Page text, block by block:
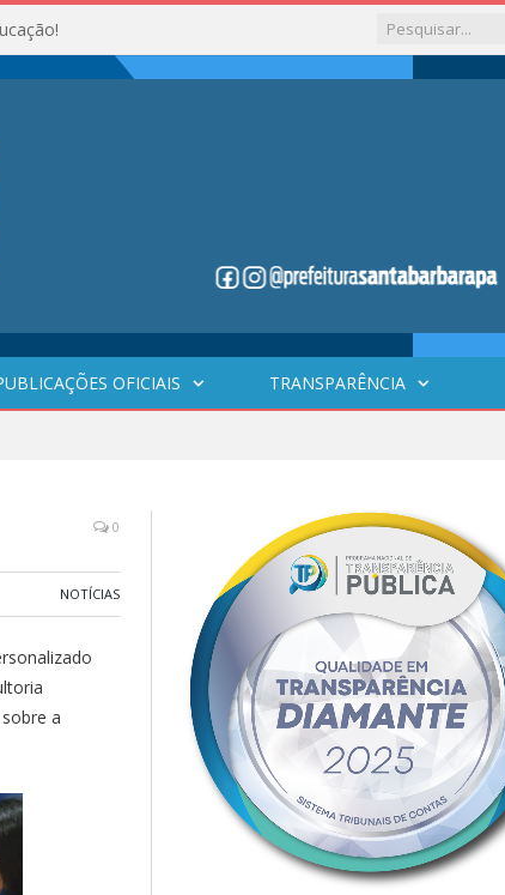
OFICIAIS TRANSPARÊNCIA
0
NOTÍCIAS
a